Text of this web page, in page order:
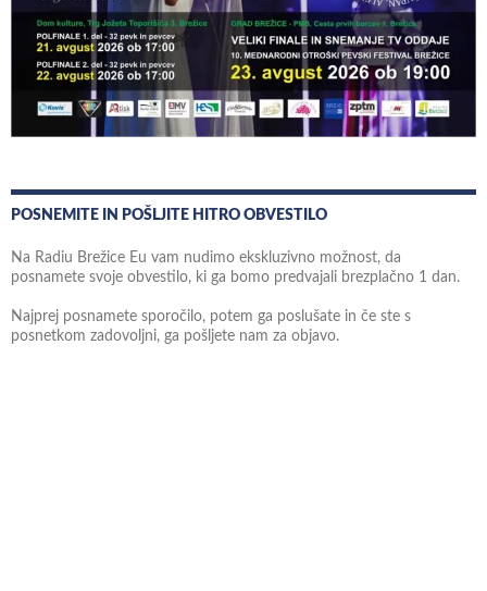
POSNEMITE IN POŠLJITE HITRO OBVESTILO
Na Radiu Brežice Eu vam nudimo ekskluzivno možnost, da
posnamete svoje obvestilo, ki ga bomo predvajali brezplačno 1 dan.
Najprej posnamete sporočilo, potem ga poslušate in če ste s
posnetkom zadovoljni, ga pošljete nam za objavo.